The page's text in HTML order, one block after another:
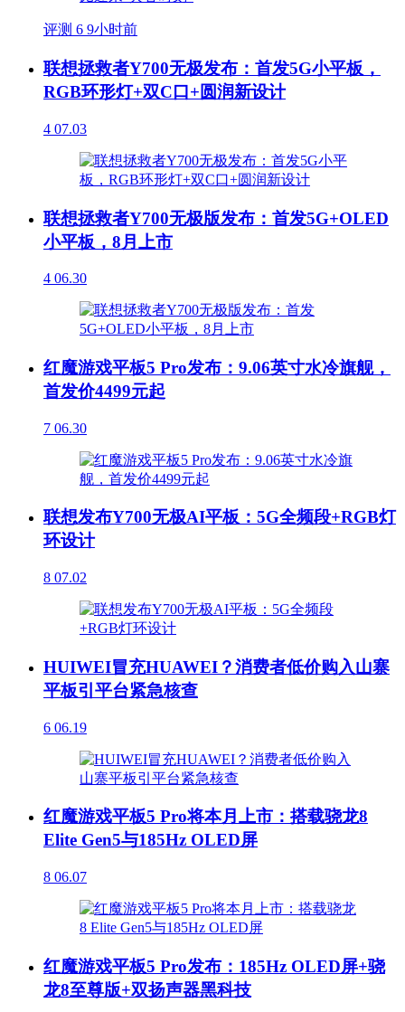
评测 6 9小时前
联想拯救者Y700无极发布：首发5G小平板，
RGB环形灯+双C口+圆润新设计
4 07.03
联想拯救者Y700无极版发布：首发5G+OLED
小平板，8月上市
4 06.30
红魔游戏平板5 Pro发布：9.06英寸水冷旗舰，
首发价4499元起
7 06.30
联想发布Y700无极AI平板：5G全频段+RGB灯
环设计
8 07.02
HUIWEI冒充HUAWEI？消费者低价购入山寨
平板引平台紧急核查
6 06.19
红魔游戏平板5 Pro将本月上市：搭载骁龙8
Elite Gen5与185Hz OLED屏
8 06.07
红魔游戏平板5 Pro发布：185Hz OLED屏+骁
龙8至尊版+双扬声器黑科技